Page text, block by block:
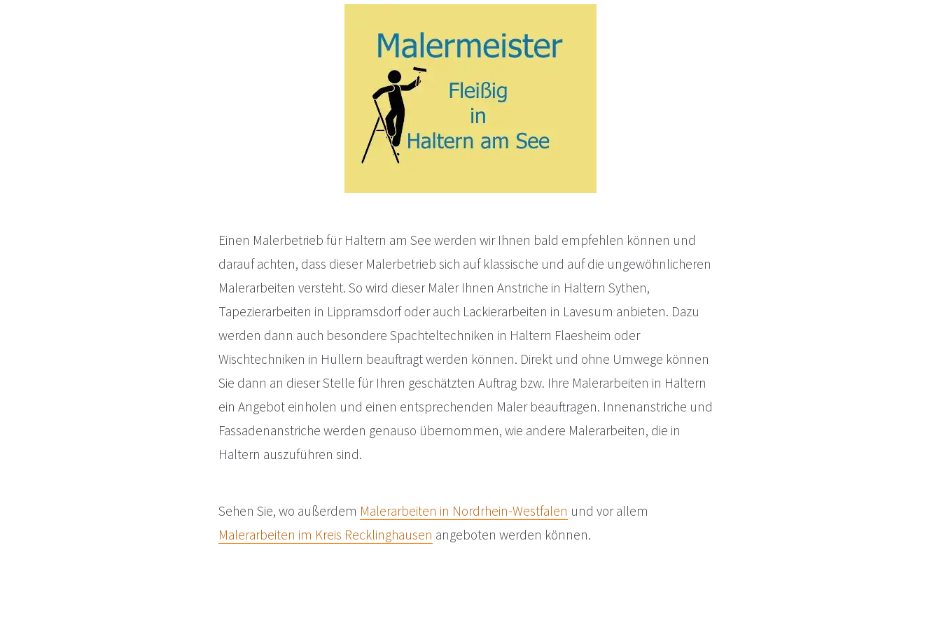
Einen Malerbetrieb für Haltern am See werden wir Ihnen bald empfehlen können und
darauf achten, dass dieser Malerbetrieb sich auf klassische und auf die ungewöhnlicheren
Malerarbeiten versteht. So wird dieser Maler Ihnen Anstriche in Haltern Sythen,
Tapezierarbeiten in Lippramsdorf oder auch Lackierarbeiten in Lavesum anbieten. Dazu
werden dann auch besondere Spachteltechniken in Haltern Flaesheim oder
Wischtechniken in Hullern beauftragt werden können. Direkt und ohne Umwege können
Sie dann an dieser Stelle für Ihren geschätzten Auftrag bzw. Ihre Malerarbeiten in Haltern
ein Angebot einholen und einen entsprechenden Maler beauftragen. Innenanstriche und
Fassadenanstriche werden genauso übernommen, wie andere Malerarbeiten, die in
Haltern auszuführen sind.
Sehen Sie, wo außerdem Malerarbeiten in Nordrhein-Westfalen und vor allem
Malerarbeiten im Kreis Recklinghausen angeboten werden können.